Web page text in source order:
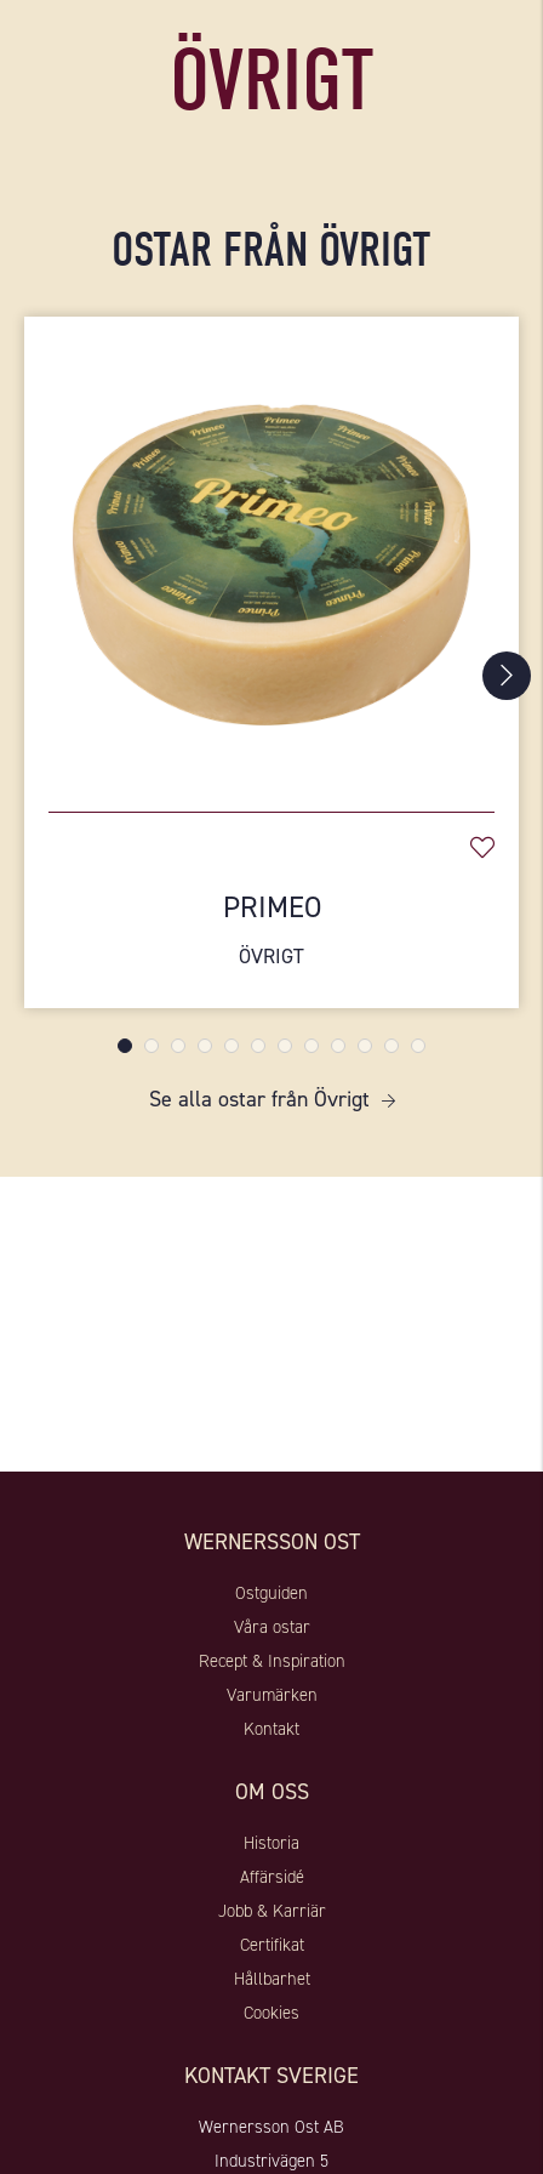
ÖVRIGT
OSTAR FRÅN ÖVRIGT
PRIMEO
ÖVRIGT
Se alla ostar från Övrigt
WERNERSSON OST
Ostguiden
Våra ostar
Recept & Inspiration
Varumärken
Kontakt
OM OSS
Historia
Affärsidé
Jobb & Karriär
Certifikat
Hållbarhet
Cookies
KONTAKT SVERIGE
Wernersson Ost AB
Industrivägen 5